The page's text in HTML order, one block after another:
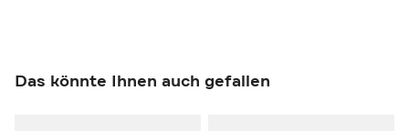
Das könnte Ihnen auch gefallen